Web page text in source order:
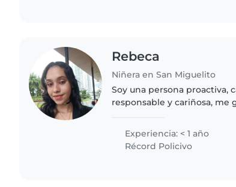
Rebeca
Niñera en San Miguelito
Soy una persona proactiva,
responsable y cariñosa, me
años de experiencia. Soy..
Experiencia: < 1 año
Récord Policivo